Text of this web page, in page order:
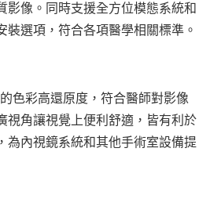
影像。同時支援全方位模態系統和
裝選項，符合各項醫學相關標準。
色彩高還原度，符合醫師對影像
視角讓視覺上便利舒適，皆有利於
為內視鏡系統和其他手術室設備提